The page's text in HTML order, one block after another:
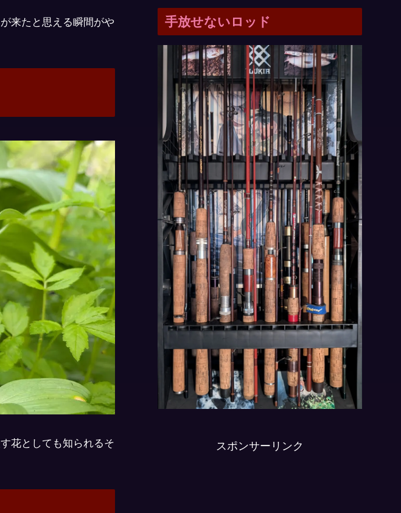
来たと思える瞬間がや
花としても知られるそ
手放せないロッド
スポンサーリンク